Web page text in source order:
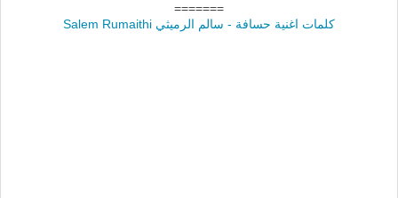
=======
كلمات اغنية حسافة - سالم الرميثي Salem Rumaithi